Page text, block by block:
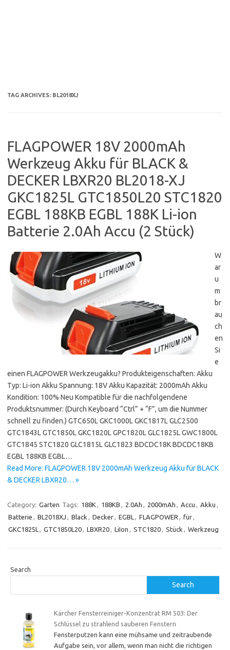
TAG ARCHIVES: BL2018XJ
FLAGPOWER 18V 2000mAh
Werkzeug Akku für BLACK &
DECKER LBXR20 BL2018-XJ
GKC1825L GTC1850L20 STC1820
EGBL 188KB EGBL 188K Li-ion
Batterie 2.0Ah Accu (2 Stück)
W
ar
u
m
br
au
ch
en
Si
e
einen FLAGPOWER Werkzeugakku? Produkteigenschaften: Akku
Typ: Li-ion Akku Spannung: 18V Akku Kapazität: 2000mAh Akku
Kondition: 100% Neu Kompatible für die nachfolgendene
Produktsnummer: (Durch Keyboard “Ctrl” + “F”, um die Nummer
schnell zu finden.) GTC650L GKC1000L GKC1817L GLC2500
GTC1843L GTC1850L GKC1820L GPC1820L GLC1825L GWC1800L
GTC1845 STC1820 GLC1815L GLC1823 BDCDC18K BDCDC18KB
EGBL 188KB EGBL…
Read More: FLAGPOWER 18V 2000mAh Werkzeug Akku für BLACK
& DECKER LBXR20… »
Category: Garten Tags: 188K , 188KB , 2.0Ah , 2000mAh , Accu , Akku ,
Batterie , BL2018XJ , Black , Decker, EGBL , FLAGPOWER , für,
GKC1825L , GTC1850L20, LBXR20, LiIon , STC1820, Stück , Werkzeug
Search
Search
Kärcher Fensterreiniger-Konzentrat RM 503: Der
Schlüssel zu strahlend sauberen Fenstern
Fensterputzen kann eine mühsame und zeitraubende
Aufgabe sein, vor allem, wenn man nicht die richtigen